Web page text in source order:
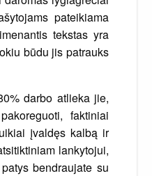
pateikiama
tekstas yra
būdu jis patrauks
darbo atlieka jie,
faktiniai
įvaldęs kalbą ir
lankytojui,
bendraujate su